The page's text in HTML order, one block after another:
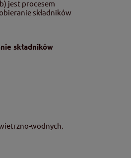
jest procesem
składników
składników
wodnych.